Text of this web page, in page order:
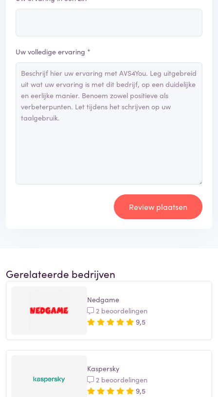
Uw volledige ervaring *
Review plaatsen
Gerelateerde bedrijven
Nedgame
2 beoordelingen
9,5
Kaspersky
2 beoordelingen
9,5